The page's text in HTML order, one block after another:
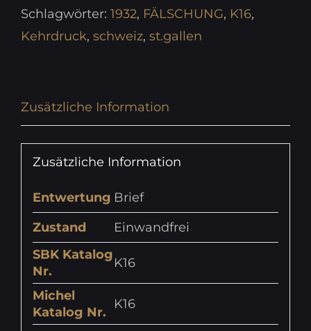
Schlagwörter: 1932, FÄLSCHUNG, K16,
Kehrdruck, schweiz, st.gallen
Zusätzliche Information
Zusätzliche Information
Entwertung Brief
Zustand
Einwandfrei
SBK Katalog
Nr.
K16
Michel
Katalog Nr.
K16